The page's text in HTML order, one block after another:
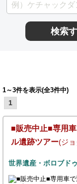
検索
1～3件を表示(全3件中)
1
■販売中止■専用
ル遺跡ツアー(ジ
世界遺産・ボロブド